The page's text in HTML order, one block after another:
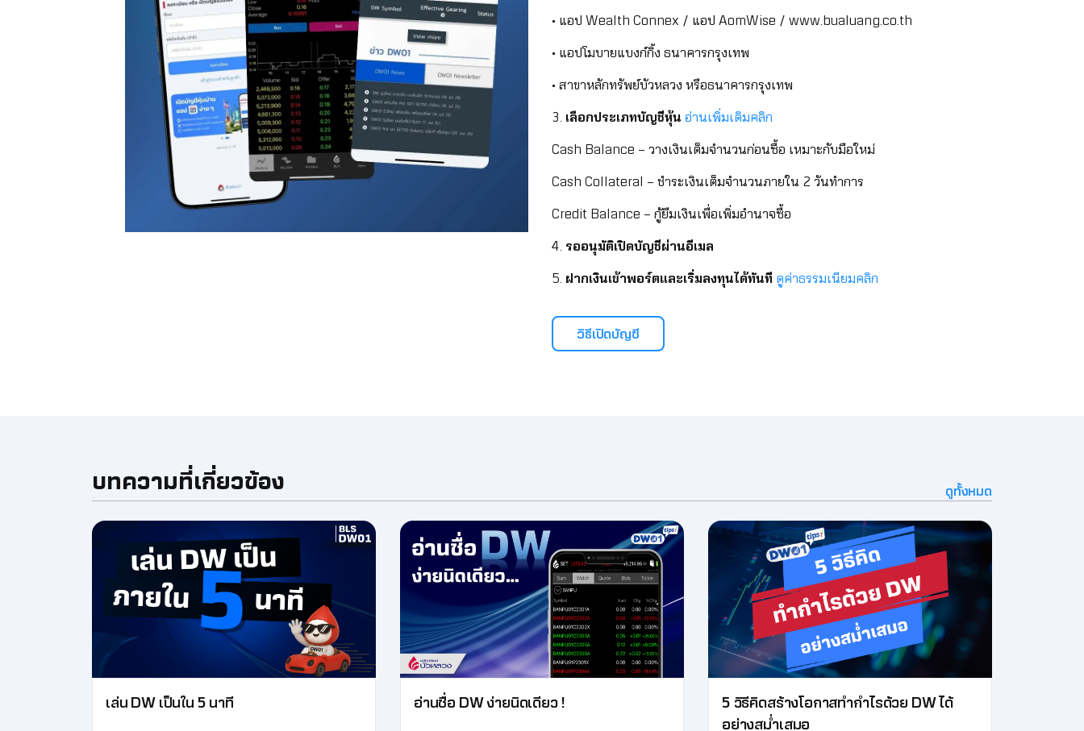
• แอป Wealth Connex / แอป AomWise / www.bualuang.co.th
• แอปโมบายแบงก์กิ้ง ธนาคารกรุงเทพ
• สาขาหลักทรัพย์บัวหลวง หรือธนาคารกรุงเทพ
3. เลือกประเภทบัญชีหุ้นอ่านเพิ่มเติมคลิก
Cash Balance – วางเงินเต็มจำนวนก่อนซื้อ เหมาะกับมือใหม่
Cash Collateral – ชำระเงินเต็มจำนวนภายใน 2 วันทำการ
Credit Balance – กู้ยืมเงินเพื่อเพิ่มอำนาจซื้อ
4. รออนุมัติเปิดบัญชีผ่านอีเมล
5. ฝากเงินเข้าพอร์ตและเริ่มลงทุนได้ทันที ดูค่าธรรมเนียมคลิก
วิธีเปิดบัญชี
บทความที่เกี่ยวข้อง ดูทั้งหมด
เล่น DW เป็นใน 5 นาที อ่านชื่อ DW ง่ายนิดเดียว !
5 วิธีคิดสร้างโอกาสทำกำไรด้วย DW ได้
อย่างสม่ำเสมอ